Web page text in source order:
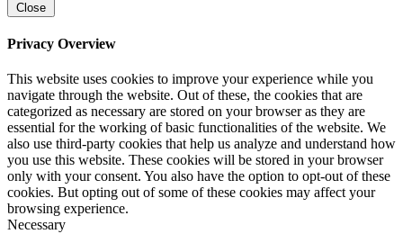
Close
Privacy Overview
This website uses cookies to improve your experience while you
navigate through the website. Out of these, the cookies that are
categorized as necessary are stored on your browser as they are
essential for the working of basic functionalities of the website. We
also use third-party cookies that help us analyze and understand how
you use this website. These cookies will be stored in your browser
only with your consent. You also have the option to opt-out of these
cookies. But opting out of some of these cookies may affect your
browsing experience.
Necessary